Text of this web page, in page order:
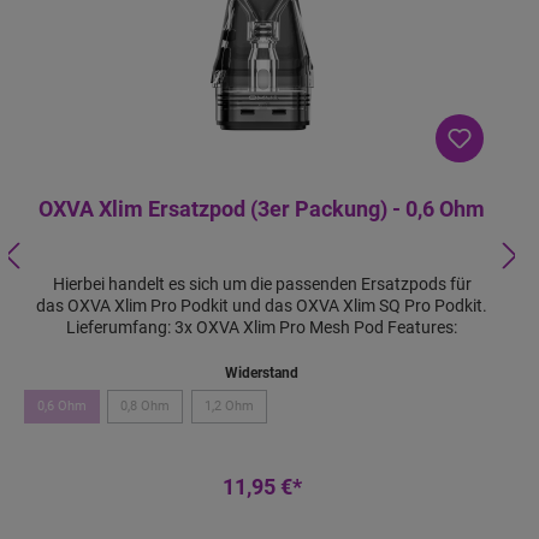
OXVA Xlim Ersatzpod (3er Packung) - 0,6 Ohm
Hierbei handelt es sich um die passenden Ersatzpods für
das OXVA Xlim Pro Podkit und das OXVA Xlim SQ Pro Podkit.
Lieferumfang: 3x OXVA Xlim Pro Mesh Pod Features:
Widerstand
0,6 Ohm 0,8 Ohm 1,2 Ohm
11,95 €*